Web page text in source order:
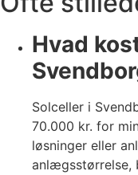
Hvad
Solceller i
70.000 kr. for
løsninger eller
anlægsstørrelse,